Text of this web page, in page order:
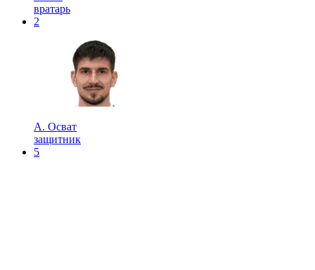
вратарь
2
А. Осват
защитник
5